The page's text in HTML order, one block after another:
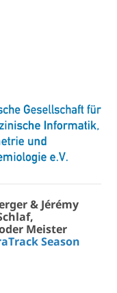
& Jérémy
Meister
Season